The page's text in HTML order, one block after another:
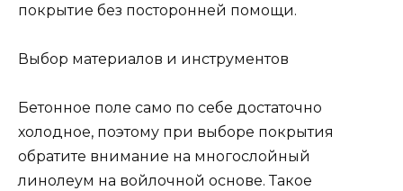
покрытие без посторонней помощи.
Выбор материалов и инструментов
Бетонное поле само по себе достаточно
холодное, поэтому при выборе покрытия
обратите внимание на многослойный
линолеум на войлочной основе. Такое